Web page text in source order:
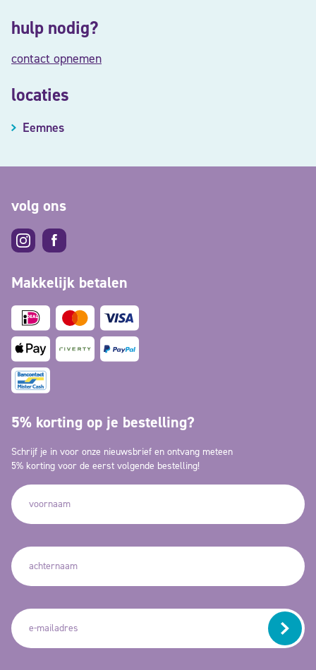
hulp nodig?
contact opnemen
locaties
Eemnes
volg ons
Makkelijk betalen
5% korting op je bestelling?
Schrijf je in voor onze nieuwsbrief en ontvang meteen
5% korting voor de eerst volgende bestelling!